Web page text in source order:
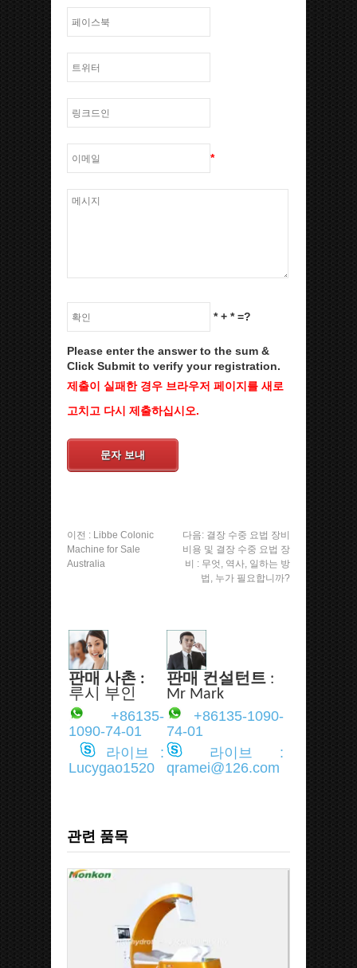
*
*+ *=?
Please enter the answer to the sum &
Click Submit to verify your registration.
제출이 실패한 경우 브라우저 페이지를 새로
고치고 다시 제출하십시오.
문자 보내
이전 : Libbe Colonic
Machine for Sale
Australia
다음: 결장 수중 요법 장비
비용 및 결장 수중 요법 장
비 : 무엇, 역사, 일하는 방
법, 누가 필요합니까?
판매 사촌 :
루시 부인
판매 컨설턴트 :
Mr Mark
+86135-
1090-74-01
+86135-1090-
74-01
라이브 :
Lucygao1520
라이브 :
qramei@126.com
관련 품목